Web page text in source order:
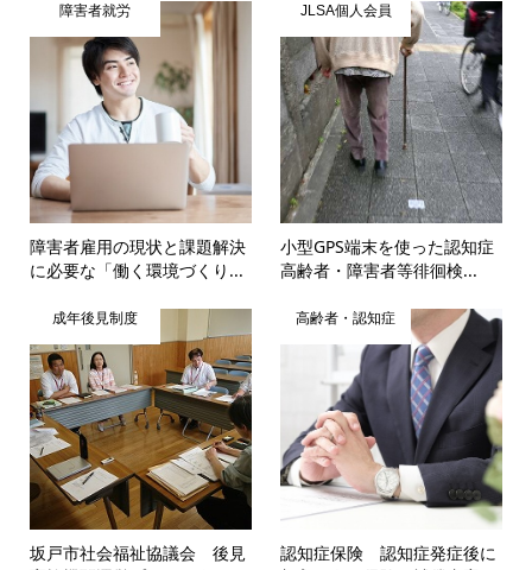
障害者就労
障害者雇用の現状と課題解決
に必要な「働く環境づくり...
JLSA個人会員
小型GPS端末を使った認知症
高齢者・障害者等徘徊検...
成年後見制度
坂戸市社会福祉協議会 後見
高齢者・認知症
認知症保険 認知症発症後に